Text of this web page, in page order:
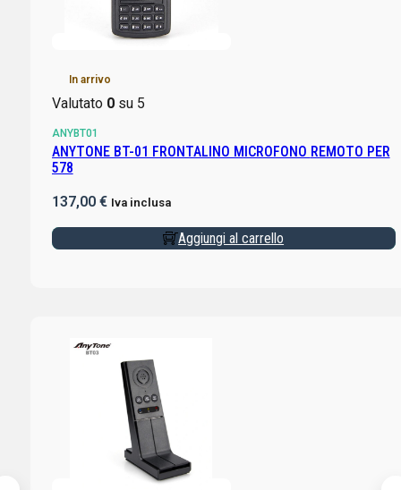
In arrivo
Valutato 0su 5
ANYBT01
ANYTONE BT-01 FRONTALINO MICROFONO REMOTO PER
578
137,00 € Iva inclusa
Aggiungi al carrello